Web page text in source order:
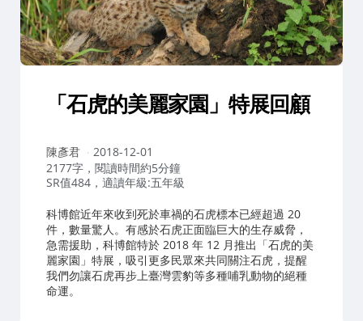
「石虎的美麗家園」特展回顧
作
者：
陳彥君
2018-12-01
2177字，閱讀時間約5分鐘
SR值484，適讀年級:五年級
科博館近年來收到死於車禍的石虎標本已經超過 20
件，數量驚人。有感於石虎正面臨巨大的生存威脅，
急需援助，科博館特於 2018 年 12 月推出「石虎的美
麗家園」特展，吸引更多民眾來共同關注石虎，提醒
我們勿讓石虎再步上臺灣雲豹等多種哺乳動物的絕種
命運。